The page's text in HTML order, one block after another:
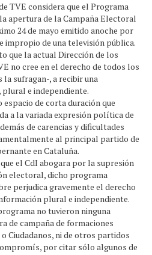
TVE considera que el Programa
apertura de la Campaña Electoral
24 de mayo emitido anoche por
impropio de una televisión pública.
que la actual Dirección de los
no cree en el derecho de todos los
la sufragan-, a recibir una
e independiente.
espacio de corta duración que
a la variada expresión política de
de carencias y dificultades
al principal partido de
en Cataluña.
el CdI abogara por la supresión
electoral, dicho programa
perjudica gravemente el derecho
plural e independiente.
no tuvieron ninguna
de campaña de formaciones
Ciudadanos, ni de otros partidos
por citar sólo algunos de